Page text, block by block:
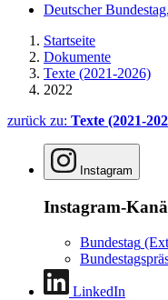
Deutscher
Startseite
Dokumente
Texte (2021-2026)
2022
zurück zu: Texte (2021-
Instagram
Instagram-
Bundestag
LinkedIn